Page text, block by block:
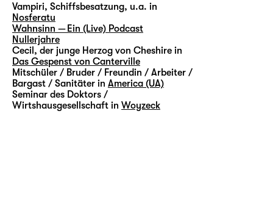
Vampiri, Schiffsbesatzung, u.a. in
Nosferatu
Wahnsinn — Ein (Live) Podcast
Nullerjahre
Cecil, der junge Herzog von Cheshire in
Das Gespenst von Canterville
Mitschüler / Bruder / Freundin / Arbeiter /
Bargast / Sanitäter in America (UA)
Seminar des Doktors /
Wirtshausgesellschaft in Woyzeck